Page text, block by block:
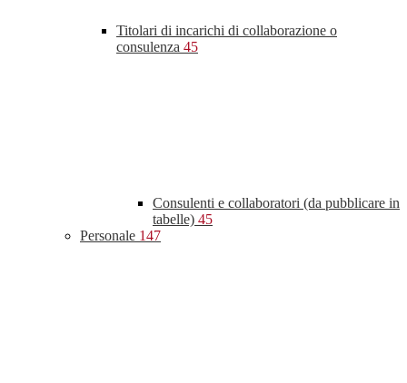
Titolari di incarichi di collaborazione o
consulenza 45
Consulenti e collaboratori (da pubblicare in
tabelle) 45
Personale 147